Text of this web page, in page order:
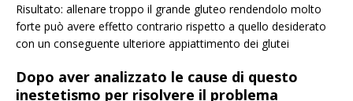
Risultato: allenare troppo il grande gluteo rendendolo molto
forte può avere effetto contrario rispetto a quello desiderato
con un conseguente ulteriore appiattimento dei glutei
Dopo aver analizzato le cause di questo
inestetismo per risolvere il problema